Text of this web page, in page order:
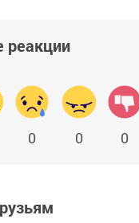
реакции
0 0 0